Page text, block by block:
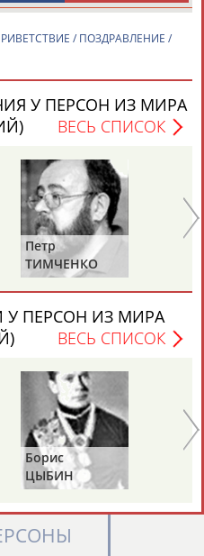
Андрей
АБДУВАЛИЕВ
Герман
АБДУЛАЕВ
АБДУЛАЗИЗОВАБДУЛБЕКОВ
Магомед
АБДУЛКАГИРОВ
АБДУЛЛАЕВ
/ ПОЗДРАВЛЕНИЕ /
У ПЕРСОН ИЗ МИРА
ВЕСЬ СПИСОК
Петр
ТИМЧЕНКО
У ПЕРСОН ИЗ МИРА
ВЕСЬ СПИСОК
Борис
ЦЫБИН